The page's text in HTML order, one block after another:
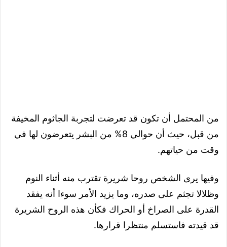
من المحتمل أن تكون قد تعرضت لتجربة الجاثوم المخيفة
من قبل، حيث أن حوالي 8% من البشر يتعرضون لها في
وقت من حياتهم.
وفيها يرى الشخص روحا شريرة تقترب منه أثناء النوم
وظلالا تجثم على صدره، وما يزيد الأمر سوءا أنه يفقد
القدرة على الصراخ أو الحراك فكأن هذه الروح الشريرة
قد قيدته فاستسلم منتظرا قرارها.